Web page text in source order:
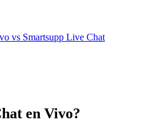
vs Smartsupp Live Chat
en Vivo?